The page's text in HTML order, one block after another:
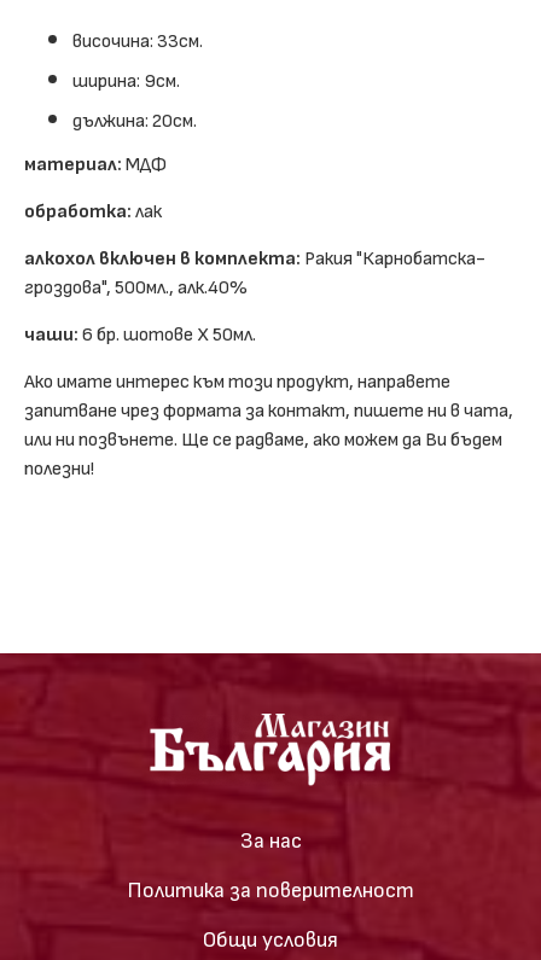
височина: 33см.
ширина: 9см.
дължина: 20см.
материал: МДФ
обработка: лак
алкохол включен в комплекта: Ракия "Карнобатска-
гроздова", 500мл., алк.40%
чаши: 6 бр. шотове Х 50мл.
Ако имате интерес към този продукт, направете
запитване чрез формата за контакт, пишете ни в чата,
или ни позвънете. Ще се радваме, ако можем да Ви бъдем
полезни!
За нас
Политика за поверителност
Общи условия